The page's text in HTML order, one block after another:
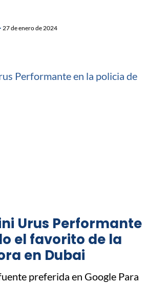
27 de enero de 2024
Urus Performante
el favorito de la
en Dubai
preferida en Google Para